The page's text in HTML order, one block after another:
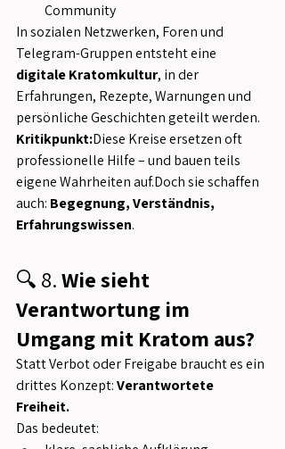
Community
In sozialen Netzwerken, Foren und
Telegram-Gruppen entsteht eine
digitale Kratomkultur, in der
Erfahrungen, Rezepte, Warnungen und
persönliche Geschichten geteilt werden.
Kritikpunkt:Diese Kreise ersetzen oft
professionelle Hilfe – und bauen teils
eigene Wahrheiten auf.Doch sie schaffen
auch: Begegnung, Verständnis,
Erfahrungswissen.
🔍 8. Wie sieht
Verantwortung im
Umgang mit Kratom aus?
Statt Verbot oder Freigabe braucht es ein
drittes Konzept: Verantwortete
Freiheit.
Das bedeutet: